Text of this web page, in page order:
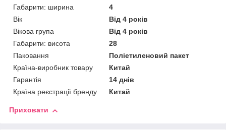
Габарити: ширина
4
Вік
Від 4 років
Вікова група
Від 4 років
Габарити: висота
28
Паковання
Поліетиленовий пакет
Країна-виробник товару
Китай
Гарантія
14 днів
Країна реєстрації бренду
Китай
Приховати